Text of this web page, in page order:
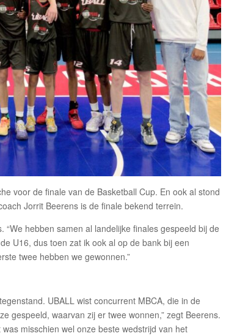
voor de finale van de Basketball Cup. En ook al stond
Jorrit Beerens is de finale bekend terrein.
“We hebben samen al landelijke finales gespeeld bij de
U16, dus toen zat ik ook al op de bank bij een
twee hebben we gewonnen.”
UBALL wist concurrent MBCA, die in de
gespeeld, waarvan zij er twee wonnen,” zegt Beerens.
misschien wel onze beste wedstrijd van het